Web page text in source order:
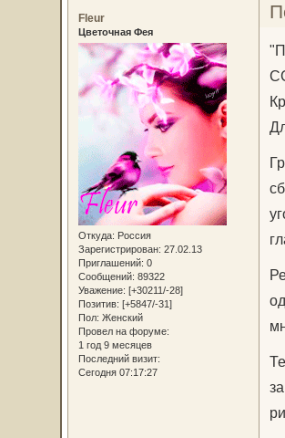
Fleur
Цветочная Фея
Откуда: Россия
Зарегистрирован: 27.02.13
Приглашений: 0
Сообщений: 89322
Уважение: [+30211/-28]
Позитив: [+5847/-31]
Пол: Женский
Провел на форуме:
1 год 9 месяцев
Последний визит:
Сегодня 07:17:27